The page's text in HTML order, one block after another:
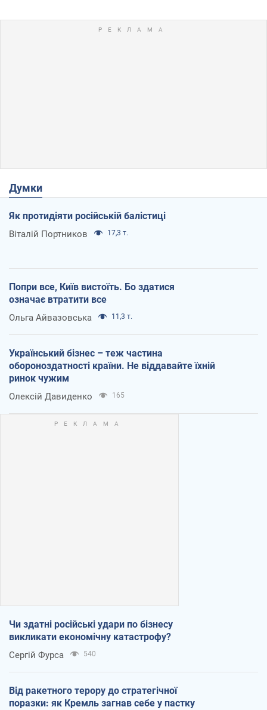
Думки
Як протидіяти російській балістиці
Віталій Портников 17,3 т.
Попри все, Київ вистоїть. Бо здатися
означає втратити все
Ольга Айвазовська 11,3 т.
Український бізнес – теж частина
обороноздатності країни. Не віддавайте їхній
ринок чужим
Олексій Давиденко 165
Чи здатні російські удари по бізнесу
викликати економічну катастрофу?
Сергій Фурса 540
Від ракетного терору до стратегічної
поразки: як Кремль загнав себе у пастку